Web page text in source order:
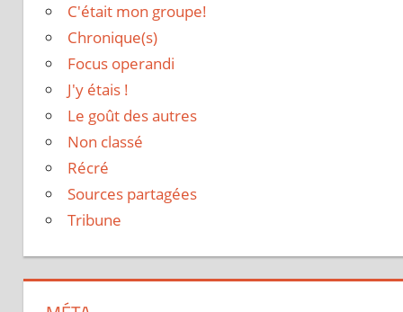
C'était mon groupe!
Chronique(s)
Focus operandi
J'y étais !
Le goût des autres
Non classé
Récré
Sources partagées
Tribune